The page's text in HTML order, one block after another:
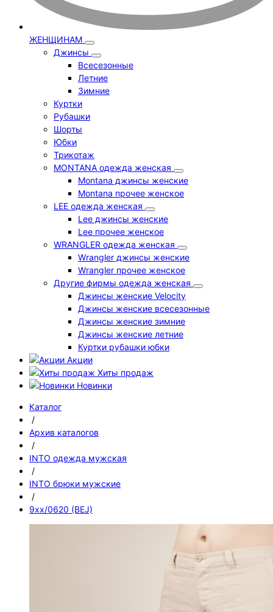
ЖЕНЩИНАМ
Джинсы
Всесезонные
Летние
Зимние
Куртки
Рубашки
Шорты
Юбки
Трикотаж
MONTANA одежда женская
Montana джинсы женские
Montana прочее женское
LEE одежда женская
Lee джинсы женские
Lee прочее женское
WRANGLER одежда женская
Wrangler джинсы женские
Wrangler прочее женское
Другие фирмы одежда женская
Джинсы женские Velocity
Джинсы женские всесезонные
Джинсы женские зимние
Джинсы женские летние
Куртки рубашки юбки
Акции
Хиты продаж
Новинки
Каталог
/
Архив каталогов
/
INTO одежда мужская
/
INTO брюки мужские
/
9xx/0620 (BEJ)